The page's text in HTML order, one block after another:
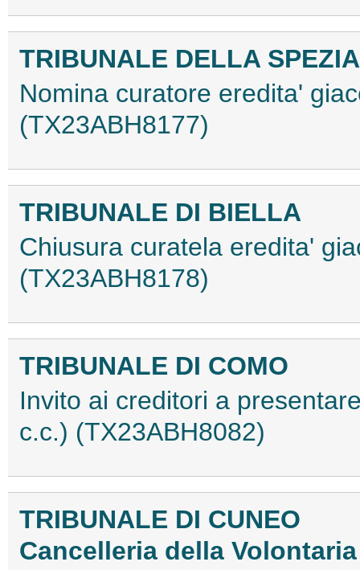
TRIBUNALE DELLA SPEZIA
Nomina curatore eredita'
(TX23ABH8177)
TRIBUNALE DI BIELLA
Chiusura curatela eredita'
(TX23ABH8178)
TRIBUNALE DI COMO
Invito ai creditori a
c.c.) (TX23ABH8082)
TRIBUNALE DI CUNEO
Cancelleria della